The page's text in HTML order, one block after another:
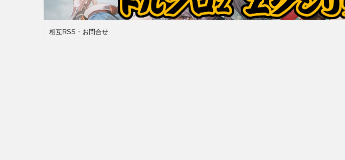
相互RSS・お問合せ